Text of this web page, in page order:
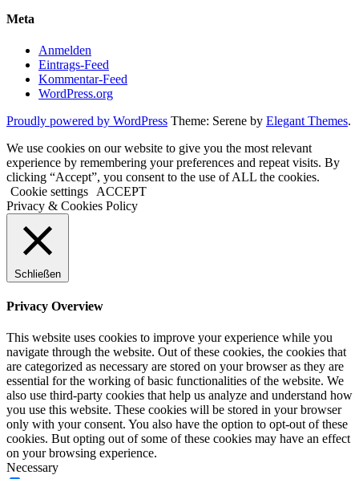
Meta
Anmelden
Eintrags-Feed
Kommentar-Feed
WordPress.org
Proudly powered by WordPress Theme: Serene by Elegant Themes.
We use cookies on our website to give you the most relevant
experience by remembering your preferences and repeat visits. By
clicking “Accept”, you consent to the use of ALL the cookies.
Cookie settings
ACCEPT
Privacy & Cookies Policy
Schließen
Privacy Overview
This website uses cookies to improve your experience while you
navigate through the website. Out of these cookies, the cookies that
are categorized as necessary are stored on your browser as they are
essential for the working of basic functionalities of the website. We
also use third-party cookies that help us analyze and understand how
you use this website. These cookies will be stored in your browser
only with your consent. You also have the option to opt-out of these
cookies. But opting out of some of these cookies may have an effect
on your browsing experience.
Necessary